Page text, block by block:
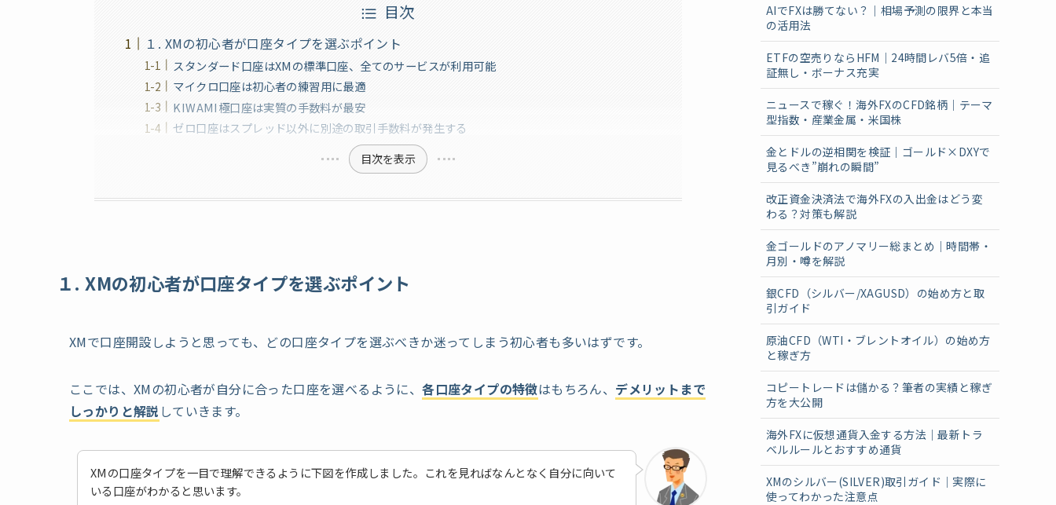
目次
１. XMの初心者が口座タイプを選ぶポイント
スタンダード口座はXMの標準口座、全てのサービスが利用可能
マイクロ口座は初心者の練習用に最適
KIWAMI極口座は実質の手数料が最安
ゼロ口座はスプレッド以外に別途の取引手数料が発生する
目次を表示
１. XMの初心者が口座タイプを選ぶポイント
XMで口座開設しようと思っても、どの口座タイプを選ぶべきか迷ってしまう初心者も多いはずです。
ここでは、XMの初心者が自分に合った口座を選べるように、各口座タイプの特徴はもちろん、 デメリットまで
しっかりと解説 していきます。
XMの口座タイプを一目で理解できるように下図を作成しました。これを見ればなんとなく自分に向いて
いる口座がわかると思います。
AIでFXは勝てない？｜相場予測の限界と本当
の活用法
ETFの空売りならHFM｜24時間レバ5倍・追
証無し・ボーナス充実
ニュースで稼ぐ！海外FXのCFD銘柄｜テーマ
型指数・産業金属・米国株
金とドルの逆相関を検証｜ゴールド×DXYで
見るべき”崩れの瞬間”
改正資金決済法で海外FXの入出金はどう変
わる？対策も解説
金ゴールドのアノマリー総まとめ｜時間帯・
月別・噂を解説
銀CFD（シルバー/XAGUSD）の始め方と取
引ガイド
原油CFD（WTI・ブレントオイル）の始め方
と稼ぎ方
コピートレードは儲かる？筆者の実績と稼ぎ
方を大公開
海外FXに仮想通貨入金する方法｜最新トラ
ベルルールとおすすめ通貨
XMのシルバー(SILVER)取引ガイド｜実際に
使ってわかった注意点